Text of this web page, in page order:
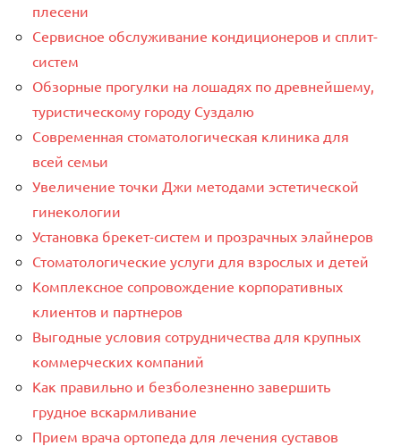
плесени
Сервисное обслуживание кондиционеров и сплит-
систем
Обзорные прогулки на лошадях по древнейшему,
туристическому городу Суздалю
Современная стоматологическая клиника для
всей семьи
Увеличение точки Джи методами эстетической
гинекологии
Установка брекет-систем и прозрачных элайнеров
Стоматологические услуги для взрослых и детей
Комплексное сопровождение корпоративных
клиентов и партнеров
Выгодные условия сотрудничества для крупных
коммерческих компаний
Как правильно и безболезненно завершить
грудное вскармливание
Прием врача ортопеда для лечения суставов